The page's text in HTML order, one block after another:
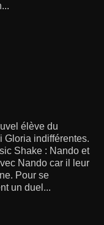
élève du
Gloria indifférentes.
Shake : Nando et
Nando car il leur
Pour se
un duel...